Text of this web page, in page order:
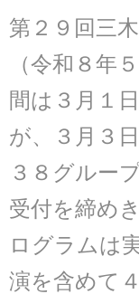
第２９回三
（令和８年
間は３月１
が、
３月３
３８グルー
受付を締め
ログラムは
演を含めて